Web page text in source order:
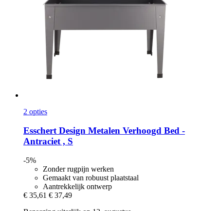
2 opties
Esschert Design Metalen Verhoogd Bed -​
Antraciet , S
-5%
Zonder rugpijn werken
Gemaakt van robuust plaatstaal
Aantrekkelijk ontwerp
€ 35,61 € 37,49